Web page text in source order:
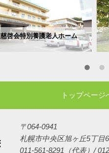
慈啓会特別養護老人ホーム
トップページ
〒064-0941
札幌市中央区旭ヶ丘5丁目
011-561-8291（代表）/